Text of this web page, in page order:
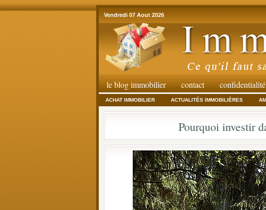
Vendredi 07 Aout 2026
le blog immobilier contact confidentialité
ACHAT IMMOBILIER ACTUALITÉS IMMOBILIÈRES
Pourquoi investir